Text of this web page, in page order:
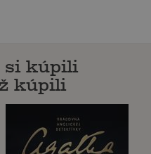
si kúpili
kúpili